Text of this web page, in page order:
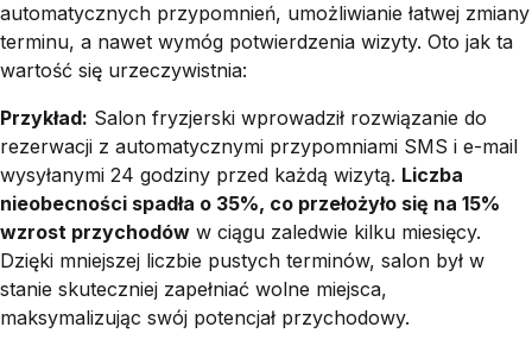
automatycznych przypomnień, umożliwianie łatwej zmiany
terminu, a nawet wymóg potwierdzenia wizyty. Oto jak ta
wartość się urzeczywistnia:
Przykład: Salon fryzjerski wprowadził rozwiązanie do
rezerwacji z automatycznymi przypomniami SMS i e-mail
wysyłanymi 24 godziny przed każdą wizytą. Liczba
nieobecności spadła o 35%, co przełożyło się na 15%
wzrost przychodów w ciągu zaledwie kilku miesięcy.
Dzięki mniejszej liczbie pustych terminów, salon był w
stanie skuteczniej zapełniać wolne miejsca,
maksymalizując swój potencjał przychodowy.